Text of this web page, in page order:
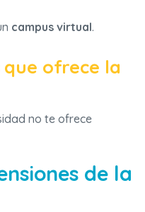
campus virtual.
ofrece la
no te ofrece
de la